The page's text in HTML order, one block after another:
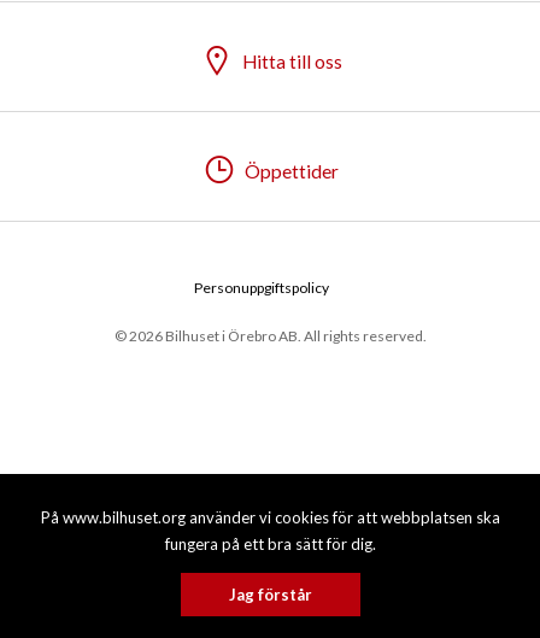
På www.bilhuset.org använder vi cookies för att webbplatsen ska
fungera på ett bra sätt för dig.
Jag förstår
Hitta till oss
Öppettider
© 2026 Bilhuset i Örebro AB. All rights reserved.
Personuppgiftspolicy